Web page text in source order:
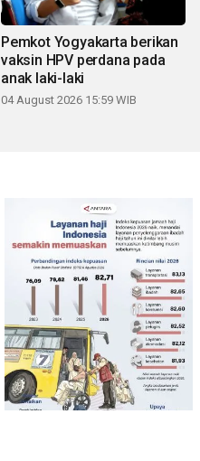
Pemkot Yogyakarta berikan
vaksin HPV perdana pada
anak laki-laki
04 August 2026 15:59 WIB